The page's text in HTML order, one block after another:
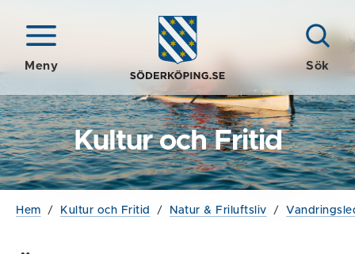
Meny Sök
Kultur och Fritid
Hem / Kultur och Fritid / Natur & Friluftsliv /